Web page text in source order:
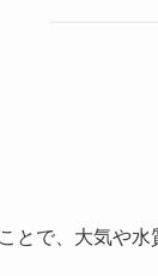
とで、大気や